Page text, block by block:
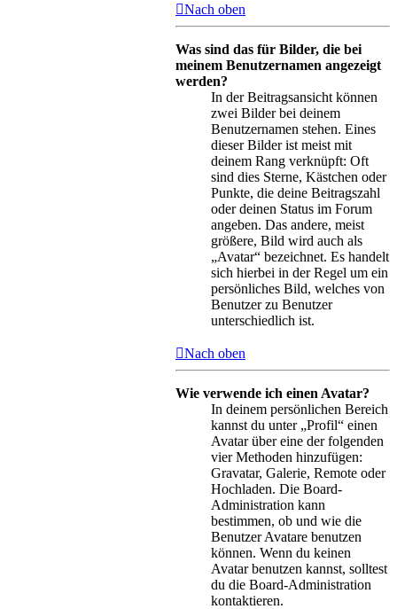
Nach oben
Was sind das für Bilder, die bei
meinem Benutzernamen angezeigt
werden?
In der Beitragsansicht können
zwei Bilder bei deinem
Benutzernamen stehen. Eines
dieser Bilder ist meist mit
deinem Rang verknüpft: Oft
sind dies Sterne, Kästchen oder
Punkte, die deine Beitragszahl
oder deinen Status im Forum
angeben. Das andere, meist
größere, Bild wird auch als
„Avatar“ bezeichnet. Es handelt
sich hierbei in der Regel um ein
persönliches Bild, welches von
Benutzer zu Benutzer
unterschiedlich ist.
Nach oben
Wie verwende ich einen Avatar?
In deinem persönlichen Bereich
kannst du unter „Profil“ einen
Avatar über eine der folgenden
vier Methoden hinzufügen:
Gravatar, Galerie, Remote oder
Hochladen. Die Board-
Administration kann
bestimmen, ob und wie die
Benutzer Avatare benutzen
können. Wenn du keinen
Avatar benutzen kannst, solltest
du die Board-Administration
kontaktieren.